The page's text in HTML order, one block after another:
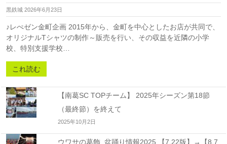
黒鉄城 2026年6月23日
♪レぺゼン金町企画 2015年から、金町を中心としたお店が共同で、
オリジナルTシャツの制作～販売を行い、その収益を近隣の小学
校、特別支援学校…
これ読む
【南葛SC TOPチーム】 2025年シーズン第18節
（最終節）を終えて
2025年10月2日
ウワサの葛飾 盆踊り情報2025 【7.22版】→【8.7